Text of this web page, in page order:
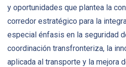
y oportunidades que plantea la
corredor estratégico para la
especial énfasis en la seguridad
coordinación transfronteriza, la
aplicada al transporte y la mejora